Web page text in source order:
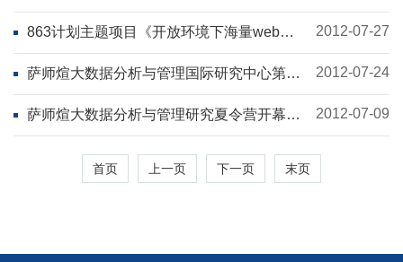
on Multimedia最佳论文奖
863计划主题项目《开放环境下海量web数
据提取集成分析和管理系统平台与应用》正
式启动
2012-07-27
萨师煊大数据分析与管理国际研究中心第一
届大数据分析与管理国际研讨会顺利召开
2012-07-24
萨师煊大数据分析与管理研究夏令营开幕式
暨数据工程与知识工程创新基地启动仪式顺
2012-07-09
首页 上一页 下一页 末页